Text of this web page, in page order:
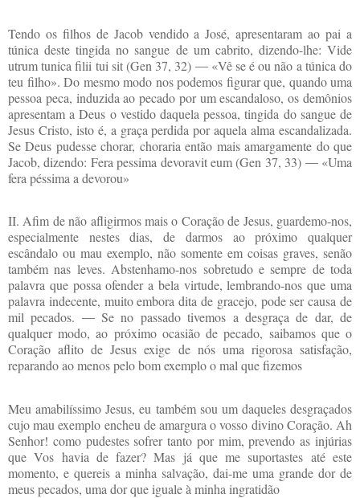
Tendo os filhos de Jacob vendido a José, apresentaram ao pai a
túnica deste tingida no sangue de um cabrito, dizendo-lhe: Vide
utrum tunica filii tui sit (Gen 37, 32) ― «Vê se é ou não a túnica do
teu filho». Do mesmo modo nos podemos figurar que, quando uma
pessoa peca, induzida ao pecado por um escandaloso, os demônios
apresentam a Deus o vestido daquela pessoa, tingida do sangue de
Jesus Cristo, isto é, a graça perdida por aquela alma escandalizada.
Se Deus pudesse chorar, choraria então mais amargamente do que
Jacob, dizendo: Fera pessima devoravit eum (Gen 37, 33) ― «Uma
fera péssima a devorou»
II. Afim de não afligirmos mais o Coração de Jesus, guardemo-nos,
especialmente nestes dias, de darmos ao próximo qualquer
escândalo ou mau exemplo, não somente em coisas graves, senão
também nas leves. Abstenhamo-nos sobretudo e sempre de toda
palavra que possa ofender a bela virtude, lembrando-nos que uma
palavra indecente, muito embora dita de gracejo, pode ser causa de
mil pecados. ― Se no passado tivemos a desgraça de dar, de
qualquer modo, ao próximo ocasião de pecado, saibamos que o
Coração aflito de Jesus exige de nós uma rigorosa satisfação,
reparando ao menos pelo bom exemplo o mal que fizemos
Meu amabilíssimo Jesus, eu também sou um daqueles desgraçados
cujo mau exemplo encheu de amargura o vosso divino Coração. Ah
Senhor! como pudestes sofrer tanto por mim, prevendo as injúrias
que Vos havia de fazer? Mas já que me suportastes até este
momento, e quereis a minha salvação, dai-me uma grande dor de
meus pecados, uma dor que iguale à minha ingratidão